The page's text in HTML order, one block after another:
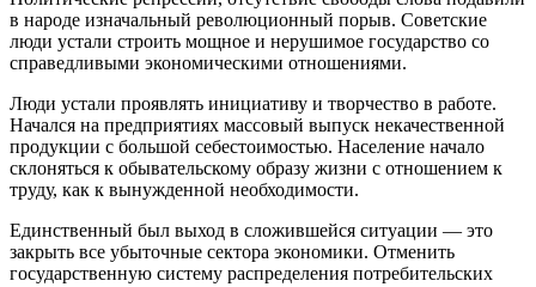
в народе изначальный революционный порыв. Советские
люди устали строить мощное и нерушимое государство со
справедливыми экономическими отношениями.
Люди устали проявлять инициативу и творчество в работе.
Начался на предприятиях массовый выпуск некачественной
продукции с большой себестоимостью. Население начало
склоняться к обывательскому образу жизни с отношением к
труду, как к вынужденной необходимости.
Единственный был выход в сложившейся ситуации — это
закрыть все убыточные сектора экономики. Отменить
государственную систему распределения потребительских